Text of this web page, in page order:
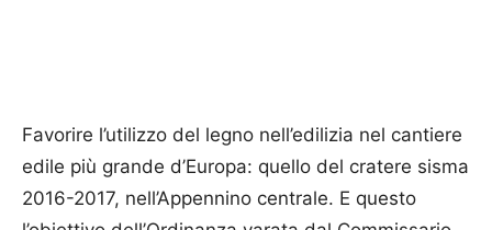
Favorire l’utilizzo del legno nell’edilizia nel cantiere
edile più grande d’Europa: quello del cratere sisma
2016-2017, nell’Appennino centrale. E questo